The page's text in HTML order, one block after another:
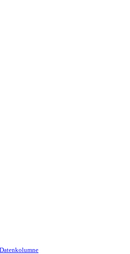
Datenkolumne